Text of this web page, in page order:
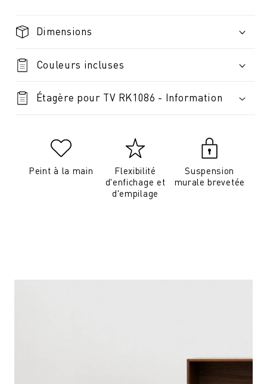
Dimensions
Couleurs incluses
Étagère pour TV RK1086 - Information
Peint à la main
Flexibilité
d'enfichage et
d'empilage
Suspension
murale brevetée